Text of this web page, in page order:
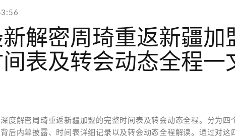
解密周琦重返新疆加
表及转会动态全程一
度解密周琦重返新疆加盟的完整时间表及转会动态全程。分为四
后内幕披露、时间表详细记录以及转会动态全程解读。通过对这